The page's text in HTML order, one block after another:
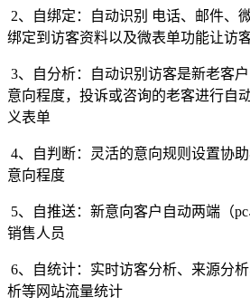
2、自绑定：自动识别 电话、邮件、
绑定到访客资料以及微表单功能让访
3、自分析：自动识别访客是新老客
意向程度，投诉或咨询的老客进行自
义表单
4、自判断：灵活的意向规则设置协
意向程度
5、自推送：新意向客户自动两端（
销售人员
6、自统计：实时访客分析、来源分
析等网站流量统计